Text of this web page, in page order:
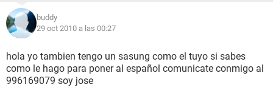
buddy
29 oct 2010 a las 00:27
hola yo tambien tengo un sasung como el tuyo si sabes
como le hago para poner al español comunicate conmigo al
996169079 soy jose